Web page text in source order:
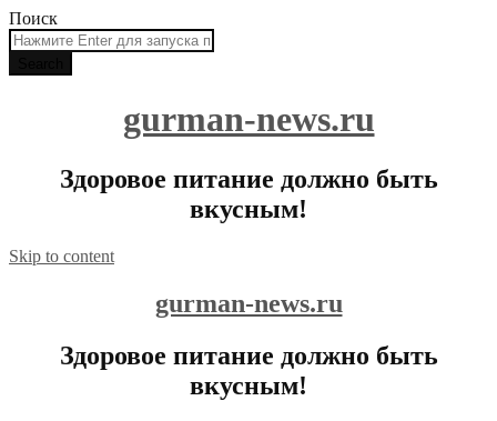
Поиск
gurman-news.ru
Здоровое питание должно быть
вкусным!
Skip to content
gurman-news.ru
Здоровое питание должно быть
вкусным!